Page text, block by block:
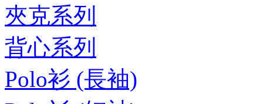
夾克系列
背心系列
Polo衫 (長袖)